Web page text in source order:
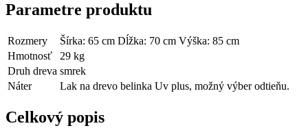
Parametre produktu
Rozmery
Šírka: 65 cm Dĺžka: 70 cm Výška: 85 cm
Hmotnosť
29 kg
Druh dreva smrek
Náter
Lak na drevo belinka Uv plus, možný výber odtieňu.
Celkový popis